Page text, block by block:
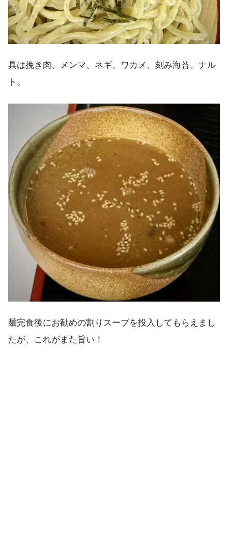
具は挽き肉、メンマ、ネギ、ワカメ、刻み海苔、ナル
ト。
麺完食後にお勧めの割りスープを投入してもらえまし
たが、これがまた旨い！